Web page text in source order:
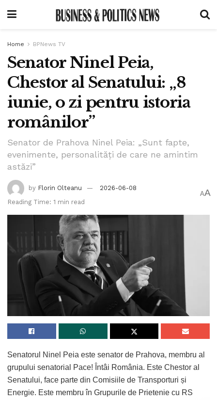
Home BPNews TV
Senator Ninel Peia,
Chestor al Senatului: „8
iunie, o zi pentru istoria
românilor”
Senator de Prahova Ninel Peia: „Sunt fapte,
evenimente, personalități de care ne amintim
astăzi”
by Florin Olteanu
2026-06-08
Reading Time: 1 min read
AA
Senatorul Ninel Peia este senator de Prahova, membru al
grupului senatorial Pace! Întâi România. Este Chestor al
Senatului, face parte din Comisiile de Transporturi și
Energie. Este membru în Grupurile de Prietenie cu RS